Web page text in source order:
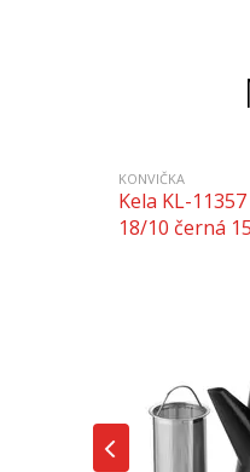
KONVIČKA
Kela KL-
18/10 černá